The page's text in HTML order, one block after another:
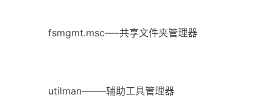
fsmgmt.msc—–共享文件夹管理器
utilman——–辅助工具管理器